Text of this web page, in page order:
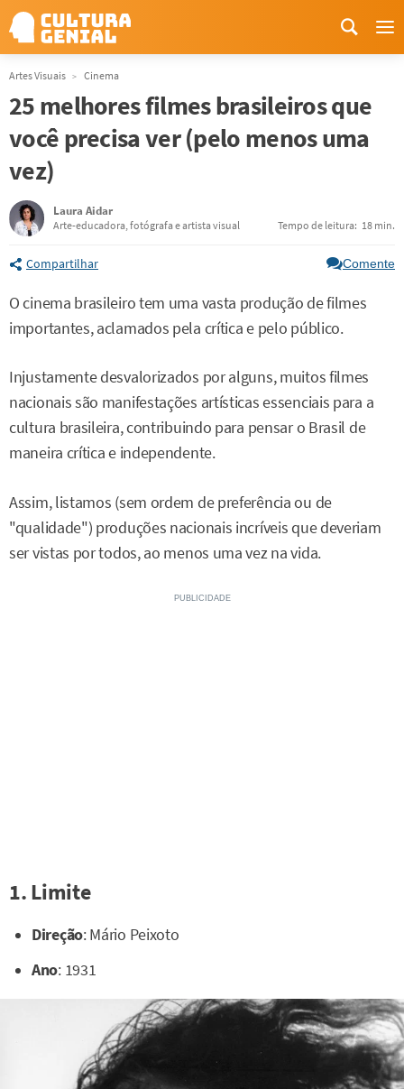
Artes Visuais Cinema
25 melhores filmes brasileiros que
você precisa ver (pelo menos uma
vez)
Laura Aidar
Arte-educadora, fotógrafa e artista visual Tempo de leitura: 18 min.
Compartilhar Comente
O cinema brasileiro tem uma vasta produção de filmes
importantes, aclamados pela crítica e pelo público.
Injustamente desvalorizados por alguns, muitos filmes
nacionais são manifestações artísticas essenciais para a
cultura brasileira, contribuindo para pensar o Brasil de
maneira crítica e independente.
Assim, listamos (sem ordem de preferência ou de
"qualidade") produções nacionais incríveis que deveriam
ser vistas por todos, ao menos uma vez na vida.
1. Limite
Direção: Mário Peixoto
Ano: 1931